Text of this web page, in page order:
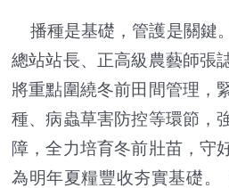
播種是基礎，管護是關鍵
總站站長、正高級農藝師張
將重點圍繞冬前田間管理，
種、病蟲草害防控等環節，
障，全力培育冬前壯苗，守
為明年夏糧豐收夯實基礎。